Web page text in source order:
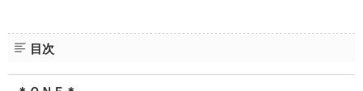
目次